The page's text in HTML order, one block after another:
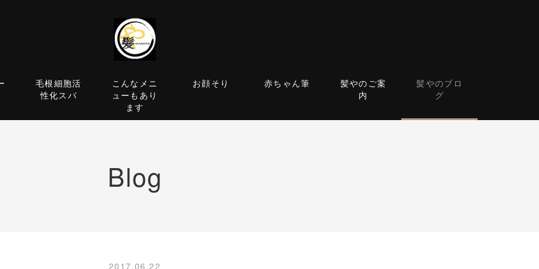
毛根細胞活
性化スパ
こんなメニ
ューもあり
ます
お顔そり 赤ちゃん筆
髪やのご案
内
髪やのブロ
グ
Blog
2017.06.22